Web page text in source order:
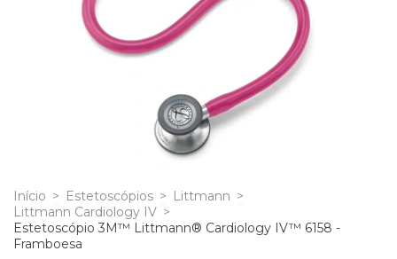
Início > Estetoscópios > Littmann >
Littmann Cardiology IV >
Estetoscópio 3M™ Littmann® Cardiology IV™ 6158 -
Framboesa